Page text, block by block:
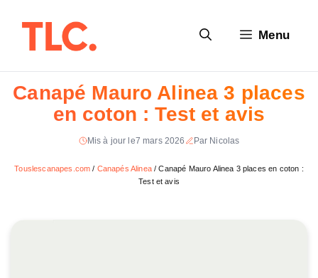
Menu
Canapé Mauro Alinea 3 places
en coton : Test et avis
Mis à jour le7 mars 2026 Par Nicolas
Touslescanapes.com / Canapés Alinea/Canapé Mauro Alinea 3 places en coton :
Test et avis